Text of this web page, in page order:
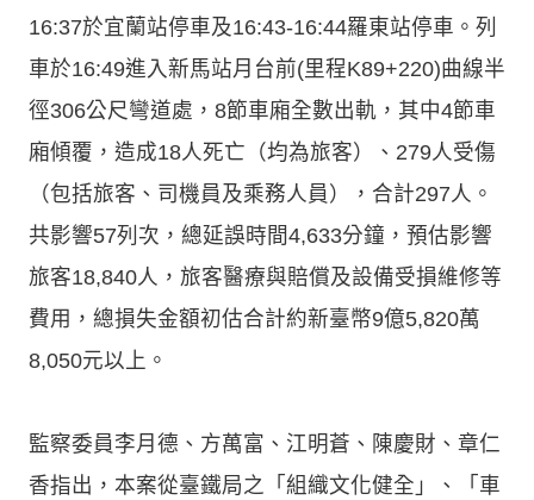
16:37於宜蘭站停車及16:43-16:44羅東站停車。列
車於16:49進入新馬站月台前(里程K89+220)曲線半
徑306公尺彎道處，8節車廂全數出軌，其中4節車
廂傾覆，造成18人死亡（均為旅客）、279人受傷
（包括旅客、司機員及乘務人員），合計297人。
共影響57列次，總延誤時間4,633分鐘，預估影響
旅客18,840人，旅客醫療與賠償及設備受損維修等
費用，總損失金額初估合計約新臺幣9億5,820萬
8,050元以上。
監察委員李月德、方萬富、江明蒼、陳慶財、章仁
香指出，本案從臺鐵局之「組織文化健全」、「車